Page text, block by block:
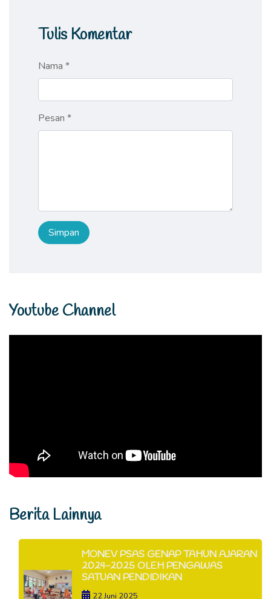
Tulis Komentar
Nama *
Pesan *
Youtube Channel
Berita Lainnya
MONEV PSAS GENAP TAHUN AJARAN
2024-2025 OLEH PENGAWAS
SATUAN PENDIDIKAN
22 Juni 2025